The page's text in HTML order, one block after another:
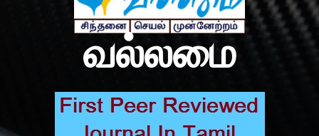
வல்லமை